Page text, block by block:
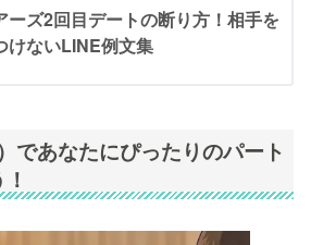
ーズ2回目デートの断り方！相手を
けないLINE例文集
であなたにぴったりのパート